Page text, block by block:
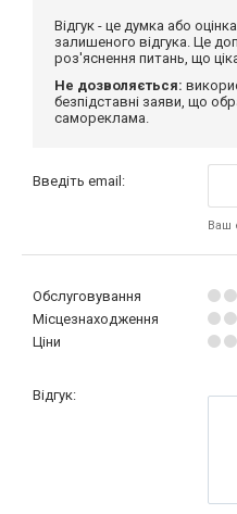
Відгук - це думка або
залишеного відгука. Це
роз'яснення питань, що
Не дозволяється:
безпідставні заяви, що
самореклама.
Введіть email:
Ваш
Обслуговування
Місцезнаходження
Ціни
Відгук: